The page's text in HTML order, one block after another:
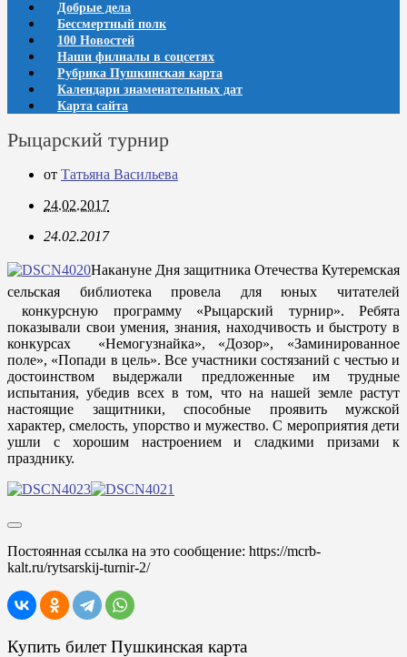
Добрые дела
Бессмертный полк
100 Новостей
Наши филиалы в соцсетях
Рубрика Пушкинская карта
Календари знаменательных дат
Карта сайта
Рыцарский турнир
от Татьяна Васильева
24.02.2017
24.02.2017
Накануне Дня защитника Отечества Кутеремская
сельская библиотекапровела
для юных читателей
конкурсную программу «Рыцарский турнир». Ребята
показывали свои умения, знания, находчивость и быстроту в
конкурсах «Немогузнайка», «Дозор», «Заминированное
поле», «Попади в цель». Все участники состязаний с честью и
достоинством выдержали предложенные им трудные
испытания, убедив всех в том, что на нашей земле растут
настоящие защитники, способные проявить мужской
характер, смелость, упорство и мужество. С мероприятия дети
ушли с хорошим настроением и сладкими призами к
празднику.
Постоянная ссылка на это сообщение: https://mcrb-
kalt.ru/rytsarskij-turnir-2/
Купить билет Пушкинская карта